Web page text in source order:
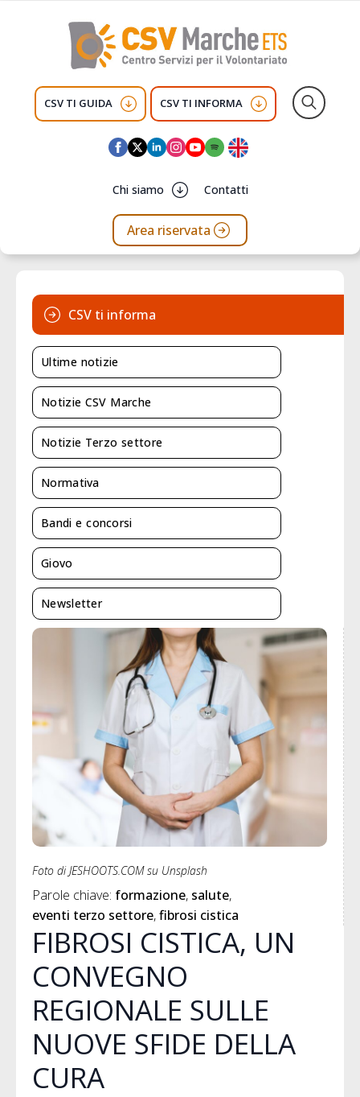
CSV TI GUIDA CSV TI INFORMA
Chi siamo Contatti
Area riservata
Foto di JESHOOTS.COM su Unsplash
Parole chiave: formazione salute
eventi terzo settore fibrosi cistica
FIBROSI CISTICA, UN
CONVEGNO
REGIONALE SULLE
NUOVE SFIDE DELLA
CURA
CSV ti informa
Ultime notizie
Notizie CSV Marche
Notizie Terzo settore
Normativa
Bandi e concorsi
Giovo
Newsletter